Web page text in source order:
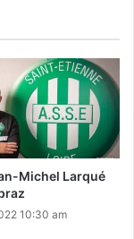
Michel Larqué
10:30 am